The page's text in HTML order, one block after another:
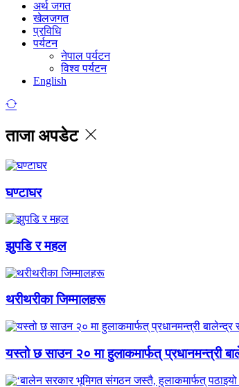
अर्थ जगत
खेलजगत
प्रविधि
पर्यटन
नेपाल पर्यटन
विश्व पर्यटन
English
ताजा अपडेट
घण्टाघर
झुपडि र महल
थरीथरीका जिम्मालहरू
यस्तो छ साउन २० मा हुलाकमार्फत् प्रधानमन्त्री